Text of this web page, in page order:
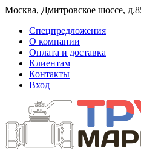
Москва, Дмитровское шоссе,
Спецпредложения
О компании
Оплата и доставка
Клиентам
Контакты
Вход